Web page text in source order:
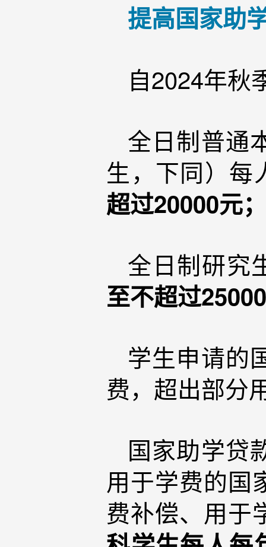
提高国家助
自2024年秋
全日制普通
生，下同）每
超过20000元
全日制研究
至不超过
学生申请的
费，超出部分
国家助学贷
用于学费的国
费补偿、用于